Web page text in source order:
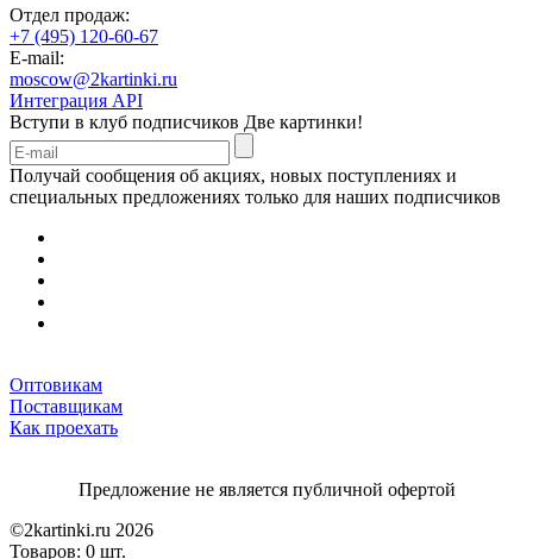
Отдел продаж:
+7 (495) 120-60-67
E-mail:
moscow@2kartinki.ru
Интеграция API
Вступи в клуб подписчиков Две картинки!
Получай сообщения об акциях, новых поступлениях и
специальных предложениях только для наших подписчиков
Оптовикам
Поставщикам
Как проехать
Предложение не является публичной офертой
©2kartinki.ru 2026
Товаров: 0 шт.